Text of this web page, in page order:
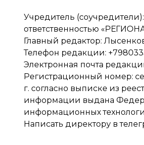
Учредитель
ответственностью
Главный редактор:
Телефон редакции:
Электронная почта
Регистрационный номер:
г. согласно выписке из
информации выдана
информационных
Написать директору в